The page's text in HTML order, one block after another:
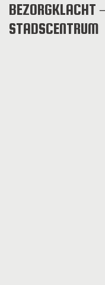
BEZORGKLACHT
STADSCENTRUM